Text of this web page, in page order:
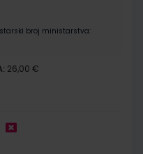
broj ministarstva:
26,00 €